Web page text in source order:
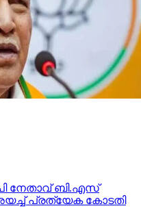
നേതാവ് ബി.എസ്
പ്രത്യേക കോടതി